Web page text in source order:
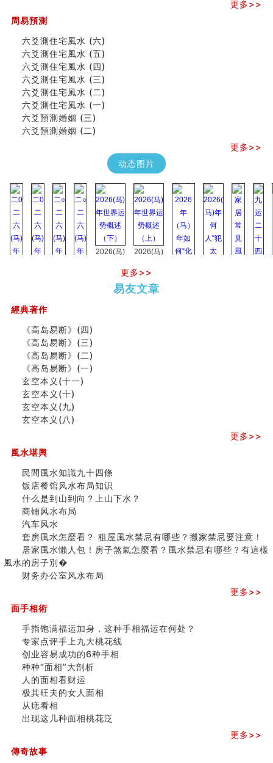
吃相与性格及命运
六爻測住宅風水 (六)
民間風水知識九十四條
马斯克八字分析
饭店餐馆风水布局知识
六爻占卜中如何预测官运、事业运？
《高岛易断》(三)
专家点评手上九大桃花线
四柱八字快速直断技法
创业容易成功的6种手相
什么是到山到向？上山下水？
六爻算卦：我能面试升职吗？
《高岛易断》(一)
朱德總司命造 (名⼈⼋字淺析九）
刘燮鈞讲人相 手相论财运
如何给企业起名才能提高影响力
同年同月同日同时同地生命运为何却完全不同？
商舖大門的風水原則 (上)
家居常見風水形煞及化解方法 (三)
天要下雨娘要嫁人
预测开店怎么样
口相與命運
六爻測住宅風水 (五)
一篇文章解答八字命理所有困惑
汽车风水
姓名字义玄机藏凶吉
六爻占卜预测考试结果
套房風水怎麼看？ 租屋風水禁忌有哪些？搬家禁忌要注
精选1500个五行属金的字
玄空本义(九)
八字十神与坐基关系详解
精选1000个五行属土的字
人的面相看财运
玄空本义(八)
六爻算卦：测腹中胎儿是男是女
中國改革開放總設計師鄧小平命造 (名人八字淺析八）
测字（实例解释）
精选1000个五行属火的字
玄空本义(七)
刘燮鈞讲人相 手纹与命运(二)
商铺如何摆放物品催财招财
极其旺夫的女人面相
家居常見風水形煞及化解方法 (二)
居家風水懶人包！房子煞氣怎麼看？風水禁忌有哪些？有
這樣風水的房子別�
南半球的八字如何推排
风水先生林琅仙的传说
更多>>
周易預測
六爻測住宅風水 (六)
六爻測住宅風水 (五)
六爻測住宅風水 (四)
六爻測住宅風水 (三)
六爻測住宅風水 (二)
六爻測住宅風水 (一)
六爻預測婚姻 (三)
六爻預測婚姻 (二)
更多>>
动态图片
二0
二
六
(马)
二
生
肖
运
程
(鼠
牛
虎)
二○
二
六
(马)
二
生
肖
运
程
(鸡
狗
猪)
二○
二
六
(马)
生
肖
运
程
羊
猴)
2026(马)
2026(马)
势概述
（上）
法
(一)
⼗
析
(之
二)
更多>>
易友文章
經典著作
《高岛易断》(四)
《高岛易断》(三)
《高岛易断》(二)
《高岛易断》(一)
玄空本义(十一)
玄空本义(十)
玄空本义(九)
玄空本义(八)
更多>>
風水堪輿
民間風水知識九十四條
饭店餐馆风水布局知识
什么是到山到向？上山下水？
商铺风水布局
汽车风水
套房風水怎麼看？ 租屋風水禁忌有哪些？搬家禁忌要注意！
居家風水懶人包！房子煞氣怎麼看？風水禁忌有哪些？有這樣
風水的房子別�
财务办公室风水布局
更多>>
面手相術
手指饱满福运加身，这种手相福运在何处？
专家点评手上九大桃花线
创业容易成功的6种手相
种种“面相”大剖析
人的面相看财运
极其旺夫的女人面相
从痣看相
出现这几种面相桃花泛
更多>>
傳奇故事